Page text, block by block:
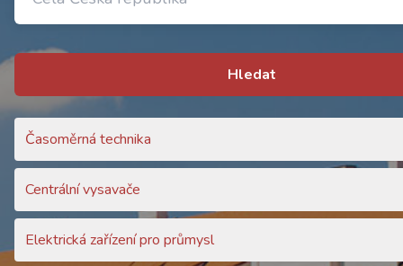
Hledat
Časoměrná technika
Centrální vysavače
Elektrická zařízení pro průmysl